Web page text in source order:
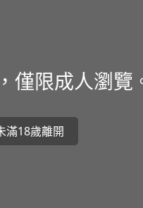
僅限成人瀏覽
滿18歲離開